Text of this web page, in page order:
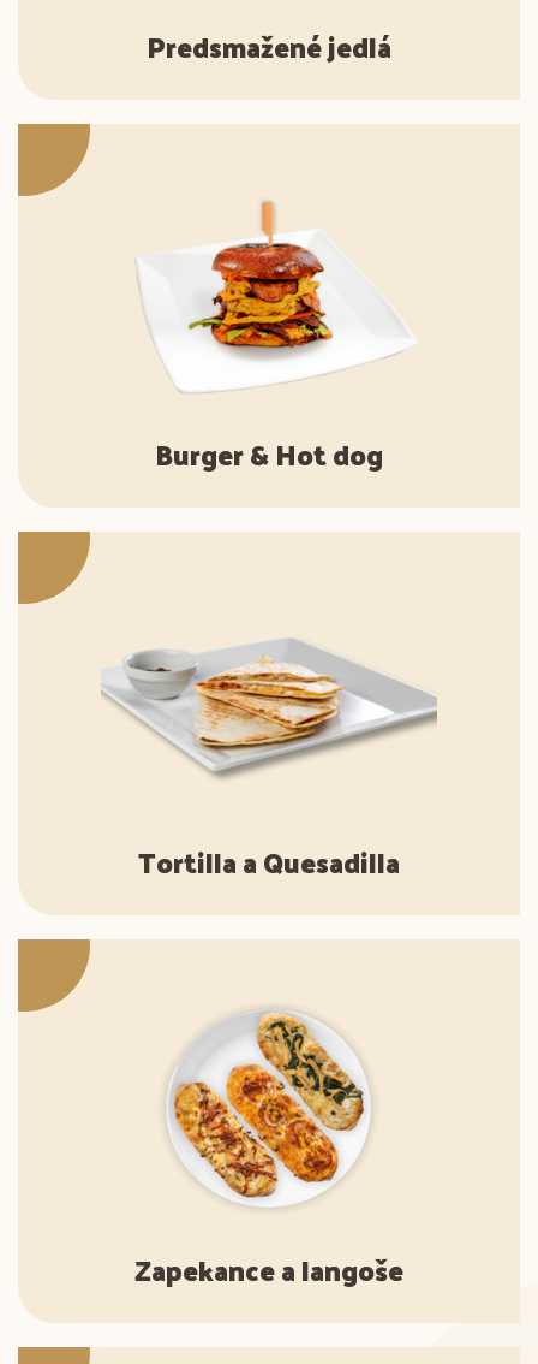
Predsmažené jedlá
Burger & Hot dog
Tortilla a Quesadilla
Zapekance a langoše